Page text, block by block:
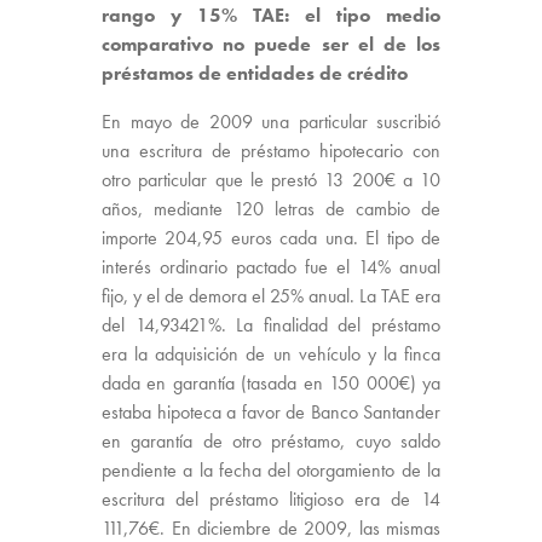
rango y 15% TAE: el tipo medio
comparativo no puede ser el de los
préstamos de entidades de crédito
En mayo de 2009 una particular suscribió
una escritura de préstamo hipotecario con
otro particular que le prestó 13 200€ a 10
años, mediante 120 letras de cambio de
importe 204,95 euros cada una. El tipo de
interés ordinario pactado fue el 14% anual
fijo, y el de demora el 25% anual. La TAE era
del 14,93421%. La finalidad del préstamo
era la adquisición de un vehículo y la finca
dada en garantía (tasada en 150 000€) ya
estaba hipoteca a favor de Banco Santander
en garantía de otro préstamo, cuyo saldo
pendiente a la fecha del otorgamiento de la
escritura del préstamo litigioso era de 14
111,76€. En diciembre de 2009, las mismas